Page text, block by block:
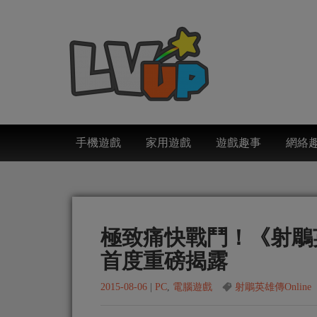
手機遊戲 家用遊戲 遊戲趣事 網絡
極致痛快戰鬥！《射
首度重磅揭露
2015-08-06 PC, 電腦遊戲 射鵰英雄傳Online